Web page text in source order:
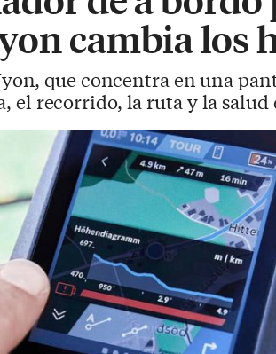
cambia los
que concentra en una
el recorrido, la ruta y la